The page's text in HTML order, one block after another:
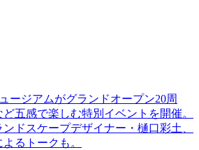
ージアムがグランドオープン20周
五感で楽しむ特別イベントを開催。
ドスケープデザイナー・樋口彩土、
るトークも。